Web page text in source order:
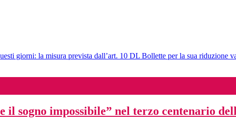
giorni: la misura prevista dall’art. 10 DL Bollette per la sua riduzione
il sogno impossibile” nel terzo centenario